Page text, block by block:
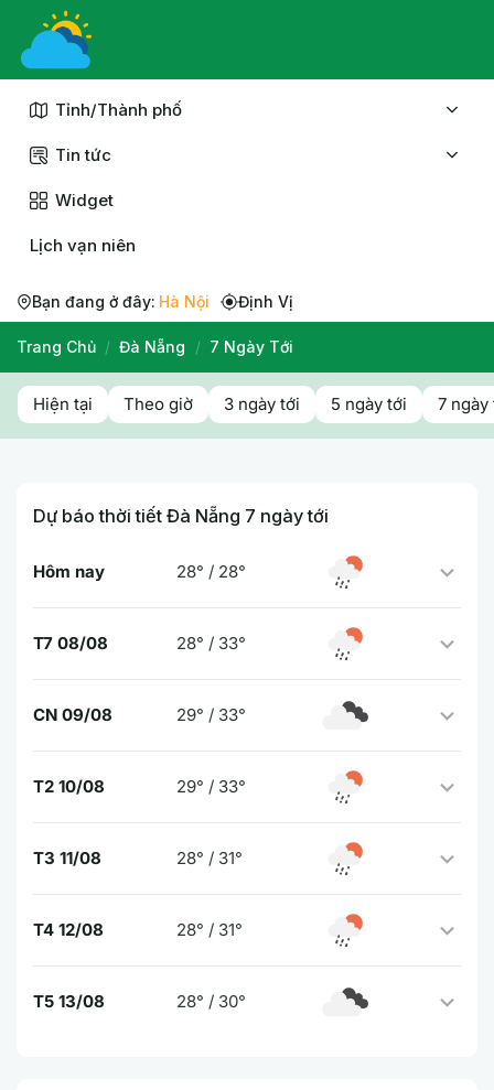
Chuyển
nội
Tỉnh/Thành phố
Tin tức
Widget
Lịch vạn niên
Bạn đang ở đây: Hà Nội Định Vị
Trang Chủ / Đà Nẵng / 7 Ngày Tới
Hiện tại Theo giờ 3 ngày tới 5 ngày tới 7 ngày
Dự báo thời tiết Đà Nẵng 7 ngày tới
Hôm nay 28° / 28°
T7 08/08 28° / 33°
CN 09/08 29° / 33°
T2 10/08 29° / 33°
T3 11/08 28° / 31°
T4 12/08 28° / 31°
T5 13/08 28° / 30°